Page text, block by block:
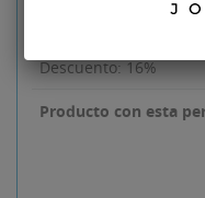
Descuento: 16%
Producto con esta